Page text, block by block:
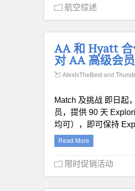
航空综述
AA 和 Hyatt
对 AA 高级会
AlexIsTheBest and
Match 及挑战 即日起
员，提供 90 天
均可），即可保持
Read More
限时促销活动